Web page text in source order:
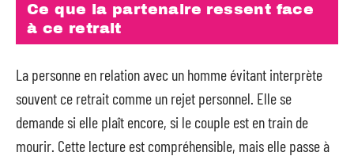
Ce que la partenaire ressent face
à ce retrait
La personne en relation avec un homme évitant interprète
souvent ce retrait comme un rejet personnel. Elle se
demande si elle plaît encore, si le couple est en train de
mourir. Cette lecture est compréhensible, mais elle passe à